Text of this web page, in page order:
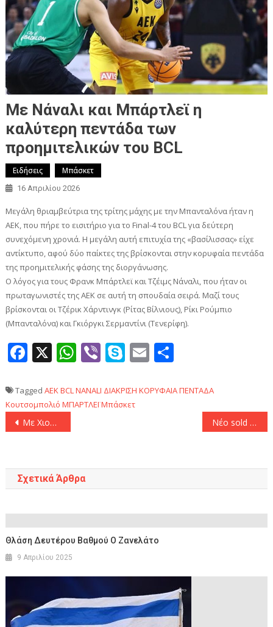
Με Νάναλι και Μπάρτλεϊ η
καλύτερη πεντάδα των
προημιτελικών του BCL
Ειδήσεις Μπάσκετ
16 Απριλίου 2026
Μεγάλη θριαμβεύτρια της τρίτης μάχης με την Μπανταλόνα ήταν η
ΑΕΚ, που πήρε το εισιτήριο για το Final-4 του BCL για δεύτερη
συνεχόμενη χρονιά. Η μεγάλη αυτή επιτυχία της «βασίλισσας» είχε
αντίκτυπο, αφού δύο παίκτες της βρίσκονται στην κορυφαία πεντάδα
της προημιτελικής φάσης της διοργάνωσης.
Ο λόγος για τους Φρανκ Μπάρτλεϊ και Τζέιμς Νάναλι, που ήταν οι
πρωταγωνιστές της ΑΕΚ σε αυτή τη σπουδαία σειρά. Μαζί τους
βρίσκονται οι Τζέρικ Χάρντινγκ (Ρίτας Βίλνιους), Ρίκι Ρούμπιο
(Μπανταλόνα) και Γκιόργκι Σερμαντίνι (Τενερίφη).
Facebook
X WhatsApp
ViberSkype
Email
Tagged AEKBCLNANALI ΔΙΑΚΡΙΣΗ ΚΟΡΥΦΑΙΑ ΠΕΝΤΑΔΑ
Κουτσομπολιό ΜΠΑΡΤΛΕΪΜπάσκετ
Πλοήγηση
Με Χιουζ η αναδιαμόρφωση του ρόστερ της Λίβερπουλ το καλοκαίρι Nέο sold out ανακοίνωσε ο Ολυμπιακός με φόντο την πρωτιά
Σχετικά Άρθρα
Θλάση Δευτέρου Βαθμού Ο Ζανελάτο
9 Απριλίου 2025